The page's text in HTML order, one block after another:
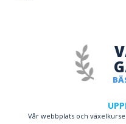
Vår webbplats och